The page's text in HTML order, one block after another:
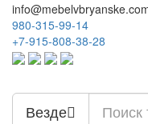
980-315-99-14
+7-915-808-38-28
Везде